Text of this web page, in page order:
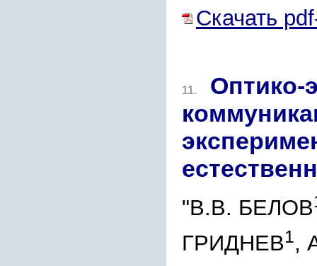
Скачать
11.
Оптико-
"В.В. БЕЛОВ
ГРИДНЕВ1,